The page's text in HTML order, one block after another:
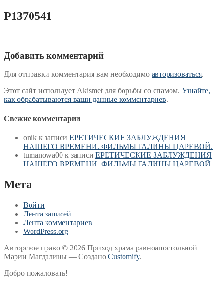
P1370541
Добавить комментарий
Для отправки комментария вам необходимо авторизоваться.
Этот сайт использует Akismet для борьбы со спамом. Узнайте,
как обрабатываются ваши данные комментариев.
Свежие комментарии
onik к записи ЕРЕТИЧЕСКИЕ ЗАБЛУЖДЕНИЯ
НАШЕГО ВРЕМЕНИ. ФИЛЬМЫ ГАЛИНЫ ЦАРЕВОЙ.
tumanowa00 к записи ЕРЕТИЧЕСКИЕ ЗАБЛУЖДЕНИЯ
НАШЕГО ВРЕМЕНИ. ФИЛЬМЫ ГАЛИНЫ ЦАРЕВОЙ.
Мета
Войти
Лента записей
Лента комментариев
WordPress.org
Авторское право © 2026 Приход храма равноапостольной
Марии Магдалины — Создано Customify.
Добро пожаловать!